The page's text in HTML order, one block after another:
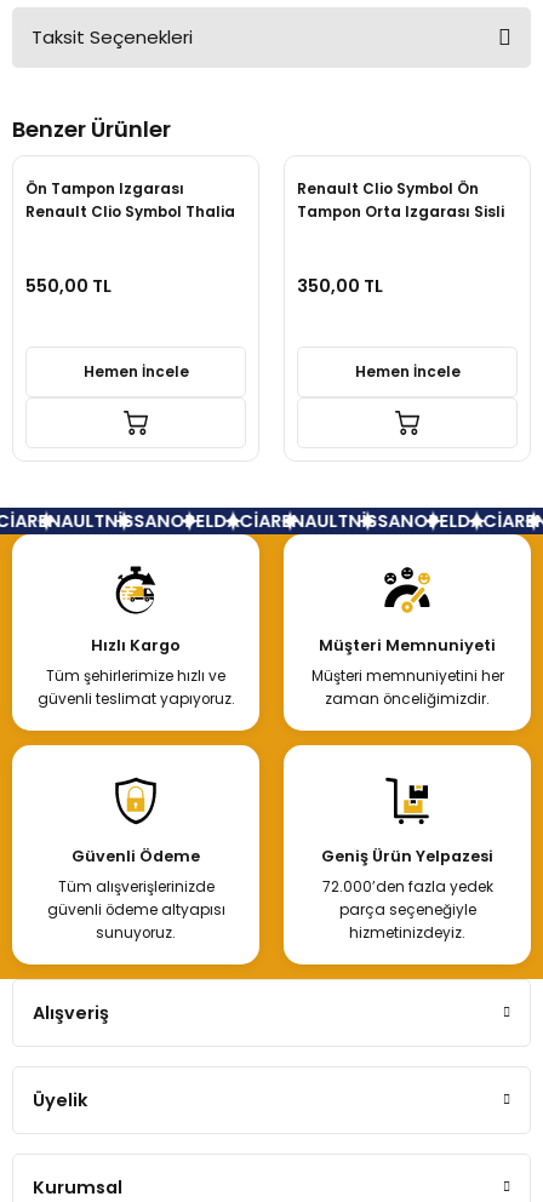
Bu ürüne ilk yorumu siz yapın!
Taksit Seçenekleri
Benzer Ürünler
Ön Tampon Izgarası
Renault Clio Symbol Thalia
550,00 TL
Hemen İncele
Renault Clio Symbol Ön
Tampon Orta Izgarası Sisli
350,00 TL
Hemen İncele
RENAULTNİSSANOPELDACİARENAULTNİSSANOPELDACİA
Hızlı Kargo
Tüm şehirlerimize hızlı ve
güvenli teslimat yapıyoruz.
Müşteri Memnuniyeti
Müşteri memnuniyetini her
zaman önceliğimizdir.
Güvenli Ödeme
Tüm alışverişlerinizde
güvenli ödeme altyapısı
sunuyoruz.
Geniş Ürün Yelpazesi
72.000’den fazla yedek
parça seçeneğiyle
hizmetinizdeyiz.
Alışveriş
Üyelik
Kurumsal